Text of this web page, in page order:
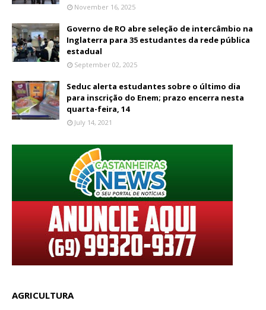
November 16, 2025
Governo de RO abre seleção de intercâmbio na
Inglaterra para 35 estudantes da rede pública
estadual
September 02, 2025
Seduc alerta estudantes sobre o último dia
para inscrição do Enem; prazo encerra nesta
quarta-feira, 14
July 14, 2021
AGRICULTURA